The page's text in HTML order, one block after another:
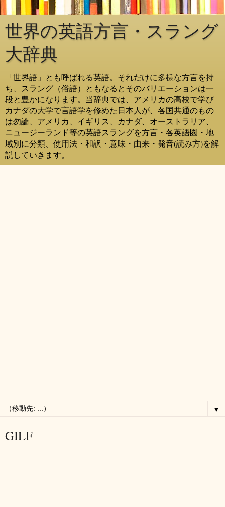
世界の英語方言・スラング
大辞典
「世界語」とも呼ばれる英語。それだけに多様な方言を持
ち、スラング（俗語）ともなるとそのバリエーションは一
段と豊かになります。当辞典では、アメリカの高校で学び
カナダの大学で言語学を修めた日本人が、各国共通のもの
は勿論、アメリカ、イギリス、カナダ、オーストラリア、
ニュージーランド等の英語スラングを方言・各英語圏・地
域別に分類、使用法・和訳・意味・由来・発音(読み方)を解
説していきます。
▼
GILF